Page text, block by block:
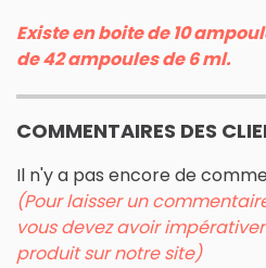
Existe en boite de 10
de 42 ampoules de 6 ml.
COMMENTAIRES DES
Il n'y a pas encore de
(Pour laisser un
vous devez avoir
produit sur notre site)